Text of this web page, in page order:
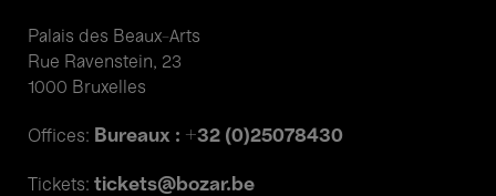
Palais des Beaux-Arts
Rue Ravenstein, 23
1000 Bruxelles
Offices: Bureaux : +32 (0)25078430
Tickets: tickets@bozar.be